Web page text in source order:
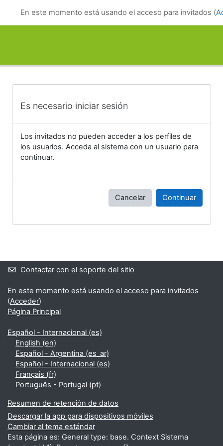
En este momento está usando el acceso para invitados (
Es necesario iniciar sesión
Los invitados no pueden acceder a los perfiles de
los usuarios. Acceda al sistema con un usuario para
continuar.
Cancelar Continuar
Bloques suplementarios
Contactar con el soporte del sitio
En este momento está usando el acceso para invitados
(Acceder)
Página Principal
Español - Internacional ‎(es)‎
English ‎(en)‎
Español - Argentina ‎(es_ar)‎
Español - Internacional ‎(es)‎
Français ‎(fr)‎
Português - Portugal ‎(pt)‎
Resumen de retención de datos
Descargar la app para dispositivos móviles
Cambiar al tema estándar
Esta página es: General type: base. Context Sistema